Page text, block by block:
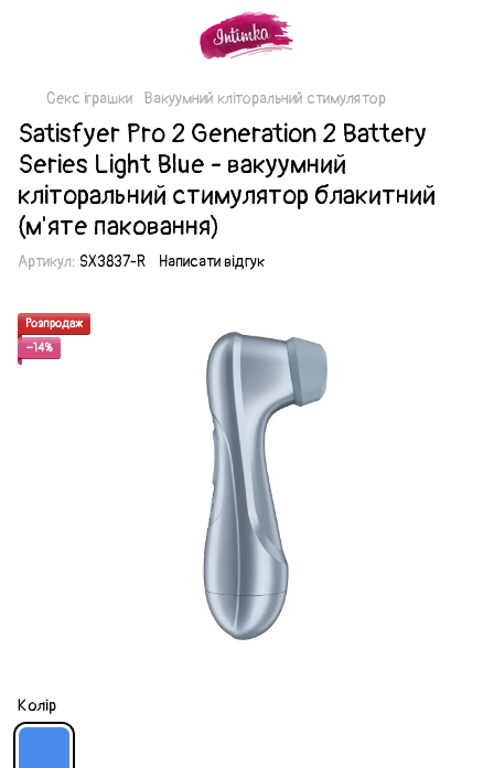
Секс іграшки Вакуумний кліторальний стимулятор
Satisfyer Pro 2 Generation 2 Battery
Series Light Blue - вакуумний
кліторальний стимулятор блакитний
(м'яте паковання)
Артикул: SX3837-R Написати відгук
Розпродаж
−14%
Колір